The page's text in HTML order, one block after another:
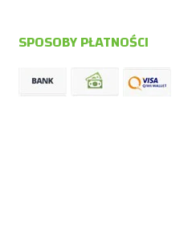
SPOSOBY PŁATNOŚCI